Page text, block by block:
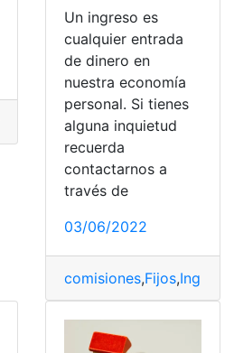
Tipos
Un ingreso es
cualquier entrada
de dinero en
nuestra economía
personal. Si tienes
alguna inquietud
recuerda
contactarnos a
través de
03/06/2022
comisiones,Fijos,